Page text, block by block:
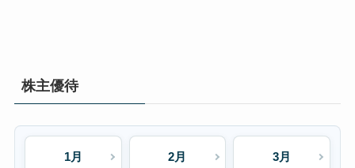
株主優待
1月 2月 3月